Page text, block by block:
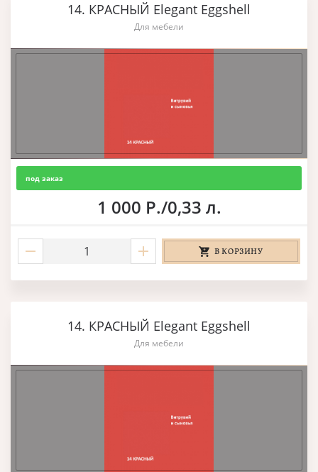
14. КРАСНЫЙ Elegant Eggshell
Для мебели
под заказ
1 000 Р./0,33 л.
В КОРЗИНУ
14. КРАСНЫЙ Elegant Eggshell
Для мебели